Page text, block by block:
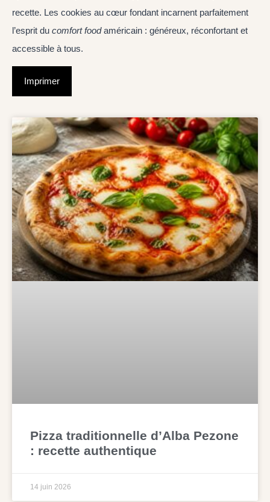
Pizza traditionnelle d’Alba Pezone
: recette authentique
14 juin 2026
recette. Les cookies au cœur fondant incarnent parfaitement
l’esprit du comfort foodaméricain : généreux, réconfortant et
accessible à tous.
Imprimer